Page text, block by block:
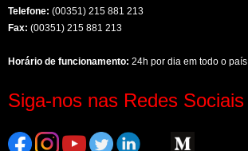
Telefone: (00351) 215 881 213
Fax: (00351) 215 881 213
Horário de funcionamento: 24h por dia em todo o país
Siga-nos nas Redes Sociais